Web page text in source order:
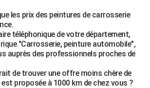
les prix des peintures de carrosserie
téléphonique de votre département,
"Carrosserie, peinture automobile",
auprès des professionnels proches de
de trouver une offre moins chère de
proposée à 1000 km de chez vous ?